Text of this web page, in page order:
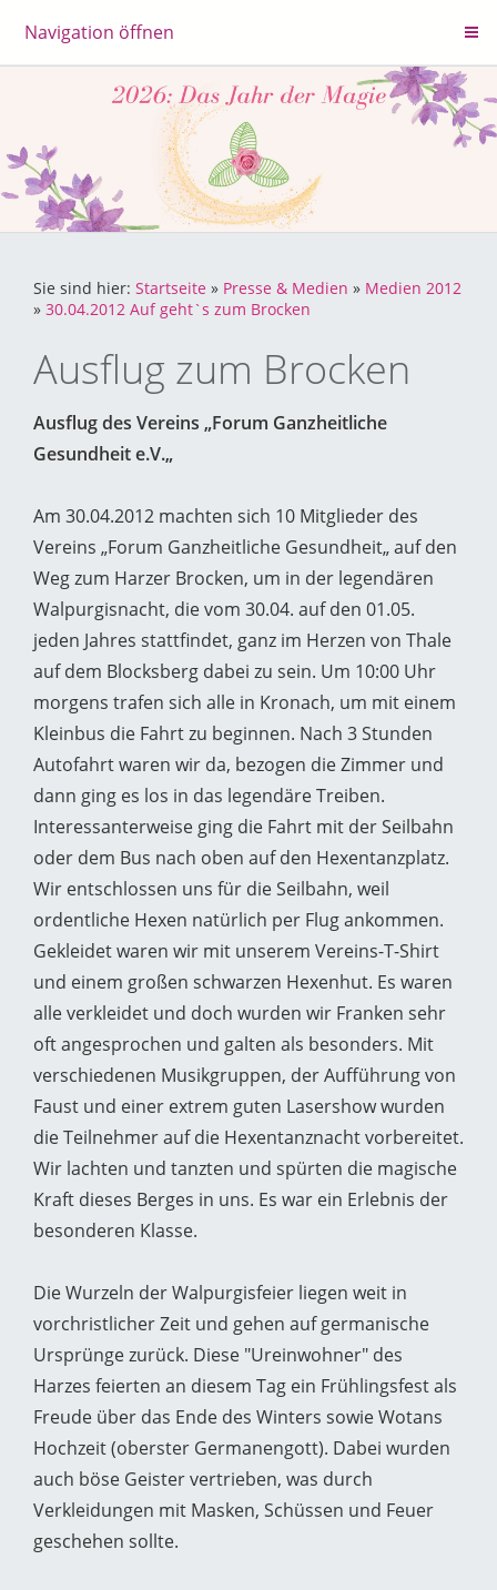
Navigation öffnen
Sie sind hier: Startseite » Presse & Medien » Medien 2012
» 30.04.2012 Auf geht`s zum Brocken
Ausflug zum Brocken
Ausflug des Vereins „Forum Ganzheitliche
Gesundheit e.V.„
Am 30.04.2012 machten sich 10 Mitglieder des
Vereins „Forum Ganzheitliche Gesundheit„ auf den
Weg zum Harzer Brocken, um in der legendären
Walpurgisnacht, die vom 30.04. auf den 01.05.
jeden Jahres stattfindet, ganz im Herzen von Thale
auf dem Blocksberg dabei zu sein. Um 10:00 Uhr
morgens trafen sich alle in Kronach, um mit einem
Kleinbus die Fahrt zu beginnen. Nach 3 Stunden
Autofahrt waren wir da, bezogen die Zimmer und
dann ging es los in das legendäre Treiben.
Interessanterweise ging die Fahrt mit der Seilbahn
oder dem Bus nach oben auf den Hexentanzplatz.
Wir entschlossen uns für die Seilbahn, weil
ordentliche Hexen natürlich per Flug ankommen.
Gekleidet waren wir mit unserem Vereins-T-Shirt
und einem großen schwarzen Hexenhut. Es waren
alle verkleidet und doch wurden wir Franken sehr
oft angesprochen und galten als besonders. Mit
verschiedenen Musikgruppen, der Aufführung von
Faust und einer extrem guten Lasershow wurden
die Teilnehmer auf die Hexentanznacht vorbereitet.
Wir lachten und tanzten und spürten die magische
Kraft dieses Berges in uns. Es war ein Erlebnis der
besonderen Klasse.
Die Wurzeln der Walpurgisfeier liegen weit in
vorchristlicher Zeit und gehen auf germanische
Ursprünge zurück. Diese "Ureinwohner" des
Harzes feierten an diesem Tag ein Frühlingsfest als
Freude über das Ende des Winters sowie Wotans
Hochzeit (oberster Germanengott). Dabei wurden
auch böse Geister vertrieben, was durch
Verkleidungen mit Masken, Schüssen und Feuer
geschehen sollte.